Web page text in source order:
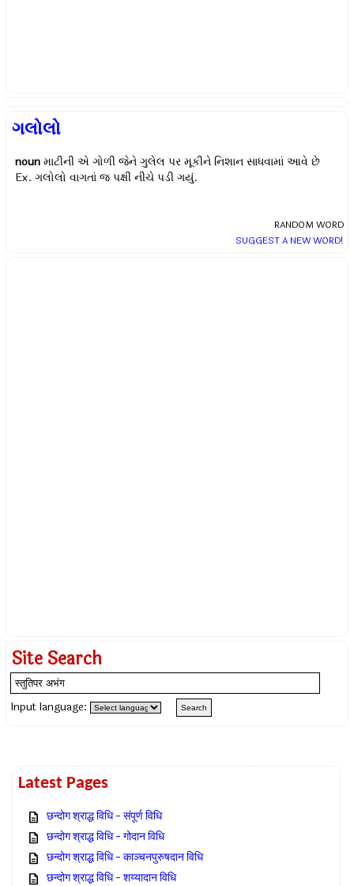
ગલોલો
noun માટીની એ ગોળી જેને ગુલેલ પર મૂકીને નિશાન સાધવામાં આવે છે
Ex.ગલોલો વાગતાં જ પક્ષી નીચે પડી ગયું.
RANDOM WORD
SUGGEST A NEW WORD!
Site Search
Input language:
Latest Pages
छन्दोग श्राद्ध विधि – संपूर्ण विधि
छन्दोग श्राद्ध विधि – गोदान विधि
छन्दोग श्राद्ध विधि – काञ्चनपुरुषदान विधि
छन्दोग श्राद्ध विधि – शय्यादान विधि